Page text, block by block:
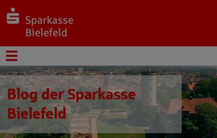
Blog der Sparkasse
Bielefeld